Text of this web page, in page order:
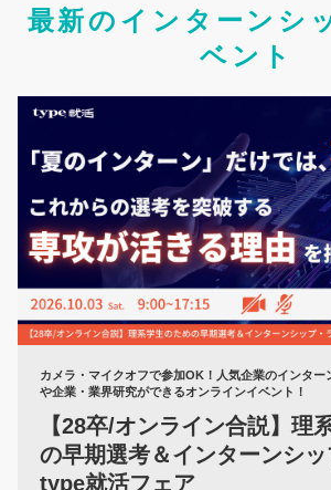
最新のインターンシ
ベント
カメラ・マイクオフで参加OK！人気企業のインター
や企業・業界研究ができるオンラインイベント！
【28卒/オンライン合説】理
の早期選考＆インターンシッ
type就活フェア